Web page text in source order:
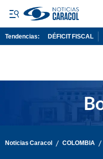
Tendencias: DÉFICIT FISCAL
Noticias Caracol / COLOMBIA /